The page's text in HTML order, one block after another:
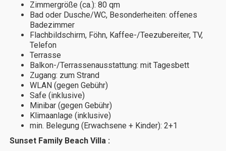
Zimmergröße (ca.): 80 qm
Bad oder Dusche/WC, Besonderheiten: offenes
Badezimmer
Flachbildschirm, Föhn, Kaffee-/Teezubereiter, TV,
Telefon
Terrasse
Balkon-/Terrassenausstattung: mit Tagesbett
Zugang: zum Strand
WLAN (gegen Gebühr)
Safe (inklusive)
Minibar (gegen Gebühr)
Klimaanlage (inklusive)
min. Belegung (Erwachsene + Kinder): 2+1
Sunset Family Beach Villa :